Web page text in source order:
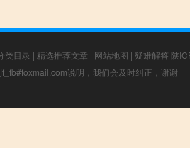
类目录 | 精选推荐文章 | 网站地图 | 疑难解答 陕
说明，我们会及时纠正，谢谢